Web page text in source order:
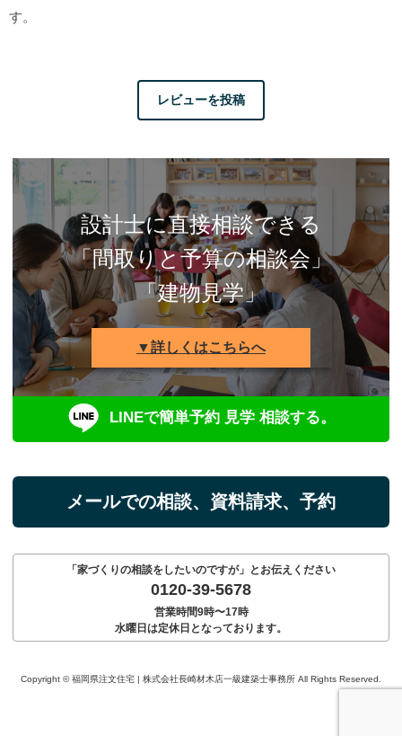
す。
レビューを投稿
設計士に直接相談できる
「間取りと予算の相談会」
「建物見学」
▼詳しくはこちらへ
LINEで簡単予約 見学 相談する。
メールでの相談、資料請求、予約
「家づくりの相談をしたいのですが」とお伝えください
0120-39-5678
営業時間9時〜17時
水曜日は定休日となっております。
Copyright © 福岡県注文住宅 | 株式会社長崎材木店一級建築士事務所 All Rights Reserved.